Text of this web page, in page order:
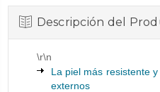
Descripción del
\r\n
La piel más resistente
externos